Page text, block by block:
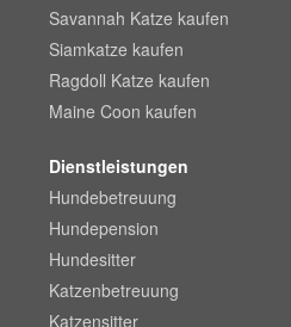
Savannah Katze kaufen
Siamkatze kaufen
Ragdoll Katze kaufen
Maine Coon kaufen
Dienstleistungen
Hundebetreuung
Hundepension
Hundesitter
Katzenbetreuung
Katzensitter